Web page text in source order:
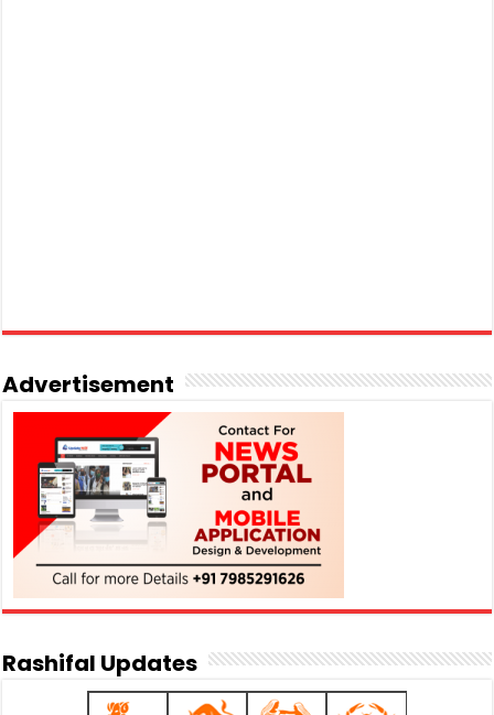
Advertisement
Rashifal Updates